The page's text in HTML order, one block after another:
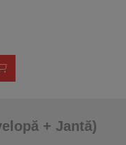
+ Jantă)